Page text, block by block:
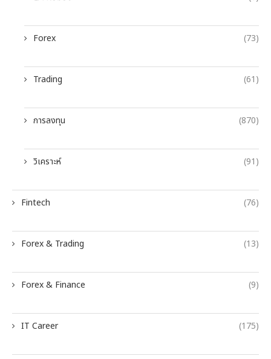
Forex (73)
Trading (61)
การลงทุน (870)
วิเคราะห์ (91)
Fintech (76)
Forex & Trading (13)
Forex & Finance (9)
IT Career (175)